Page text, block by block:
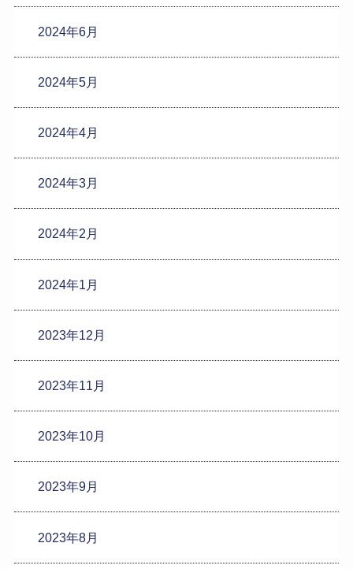
2024年6月
2024年5月
2024年4月
2024年3月
2024年2月
2024年1月
2023年12月
2023年11月
2023年10月
2023年9月
2023年8月